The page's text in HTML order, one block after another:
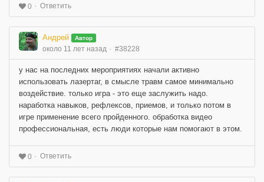
0 Ответить
Андрей Автор
около 11 лет назад #38228
у нас на последних мероприятиях начали активно
использовать лазертаг, в смысле травм самое минимально
воздействие. только игра - это еще заслужить надо.
наработка навыков, рефлексов, приемов, и только потом в
игре применение всего пройденного. обработка видео
профессиональная, есть люди которые нам помогают в этом.
0 Ответить